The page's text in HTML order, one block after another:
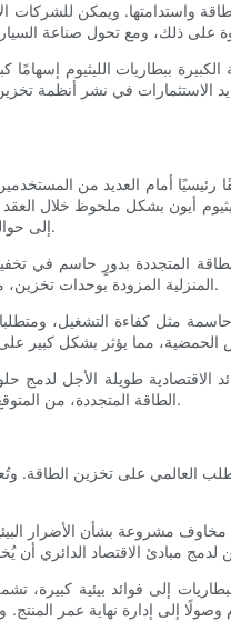
واستدامتها. ويمكن
ببطاريات الليثيوم
الاستثمارات في نشر أنظمة
رئيسيًا أمام العديد من
إلى حوالي 137 دولارًا أمريكيًا للكيلوواط/ساعة في عام 2020، مما يدل على اتجاه واعد نحو زيادة القدرة على تحمل التكاليف.
المتجددة بدورٍ حاسم في
المنزلية المزودة بوحدات تخزين، مما يُمكّن أصحاب المنازل من جني فوائد مزدوجة تتمثل في الاستقلال في مجال الطاقة وتحقيق وفورات طويلة الأجل.
مثل كفاءة التشغيل،
طويلة الأجل لدمج
الطاقة المتجددة، من المتوقع أن يتوسع استخدام بطاريات الليثيوم، مما سيؤدي إلى خفض التكاليف بشكل أكبر من خلال وفورات الحجم في الإنتاج.
الطلب العالمي على تخزين
مخاوف مشروعة بشأن الأضرار
إلى فوائد بيئية كبيرة،
وصولًا إلى إدارة نهاية عمر